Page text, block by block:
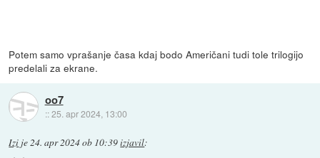
Potem samo vprašanje časa kdaj bodo Američani tudi tole trilogijo
predelali za ekrane.
oo7
::25. apr 2024, 13:00
Izi je24. apr 2024 ob 10:39izjavil: